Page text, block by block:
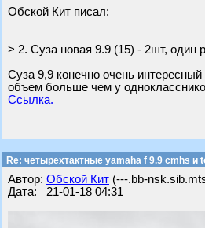
Обской Кит писал:
> 2. Суза новая 9.9 (15) - 2шт, один
Суза 9,9 конечно очень интересный
объем больше чем у
Ссылка.
Re: четырехтактные yamaha f 9.9 cmhs и
Автор: Обской Кит (---.bb-
Дата: 21-01-18 04:31